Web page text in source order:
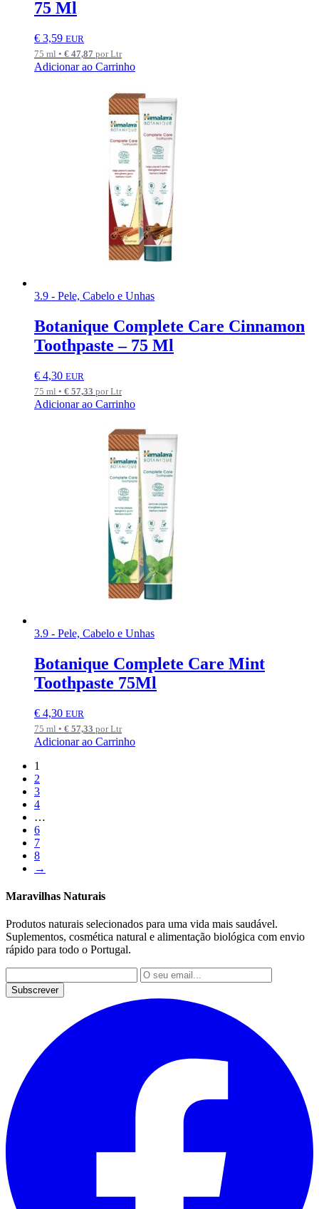
75 Ml
€ 3,59 EUR
75 ml • € 47,87 por Ltr
Adicionar ao Carrinho
3.9 - Pele, Cabelo e Unhas
Botanique Complete Care Cinnamon
Toothpaste – 75 Ml
€ 4,30 EUR
75 ml • € 57,33 por Ltr
Adicionar ao Carrinho
3.9 - Pele, Cabelo e Unhas
Botanique Complete Care Mint
Toothpaste 75Ml
€ 4,30 EUR
75 ml • € 57,33 por Ltr
Adicionar ao Carrinho
1
2
3
4
…
6
7
8
→
Maravilhas Naturais
Produtos naturais selecionados para uma vida mais saudável.
Suplementos, cosmética natural e alimentação biológica com envio
rápido para todo o Portugal.
Subscrever